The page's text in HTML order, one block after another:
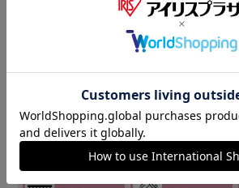
▼その他 オススメ商品は
ベビーカー